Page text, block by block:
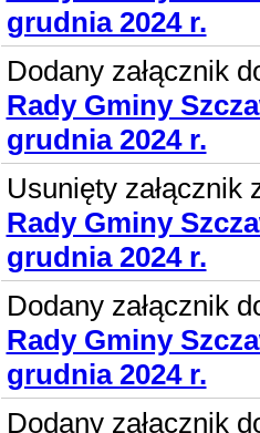
grudnia 2024 r.
Dodany załącznik
Rady Gminy
grudnia 2024 r.
Usunięty załącznik
Rady Gminy
grudnia 2024 r.
Dodany załącznik
Rady Gminy
grudnia 2024 r.
Dodany załącznik